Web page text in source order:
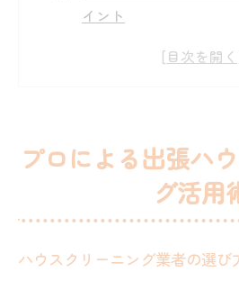
イント
人気ハウスクリーニン
ハウスクリーニングの
出張ハウスクリーニン
プロによる出張ハ
グ活用
ハウスクリーニング業者の選び